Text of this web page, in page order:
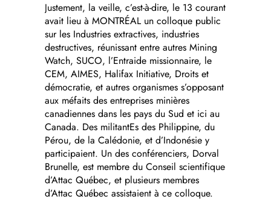
Justement, la veille, c’est-à-dire, le 13 courant
avait lieu à MONTRÉAL un colloque public
sur les Industries extractives, industries
destructives, réunissant entre autres Mining
Watch, SUCO, l’Entraide missionnaire, le
CEM, AIMES, Halifax Initiative, Droits et
démocratie, et autres organismes s’opposant
aux méfaits des entreprises minières
canadiennes dans les pays du Sud et ici au
Canada. Des militantEs des Philippine, du
Pérou, de la Calédonie, et d’Indonésie y
participaient. Un des conférenciers, Dorval
Brunelle, est membre du Conseil scientifique
d’Attac Québec, et plusieurs membres
d’Attac Québec assistaient à ce colloque.